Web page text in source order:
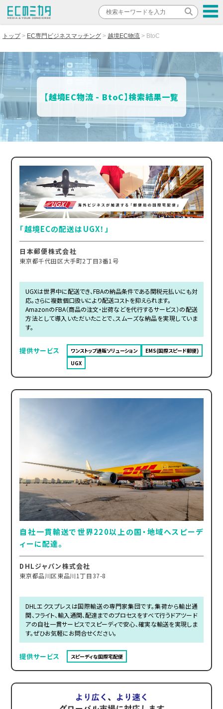
トップ EC専門ビジネスマッチング 越境EC物流 BtoC
【越境EC物流 - BtoC】検索結果一覧
「越境ECの配送はUGX！」
日本郵便株式会社
東京都千代田区大手町2丁目3番1号
UGXは世界中に配送でき、FBAの納品条件である関税元払いにも対
応。さらに複数個口扱いにより配送コストを抑えられます。
AmazonのFBA（商品の注文・出荷などを代行するサービス）の配送
方法として導入いただいたことで、スムーズな納品を実現していま
す。
提供サービス ワンストップ通販ソリューション
EMS(国際スピード郵便)
UGX
自社一貫輸送で世界220以上の国・地域へスピーデ
ィーに配達。
DHLジャパン株式会社
東京都品川区東品川1丁目37-8
DHLエクスプレスは国際輸送の専門家集団です。集荷から輸出通
関、フライト、輸入通関、配達までのプロセスをすべて行うドアツード
アの自社一貫サービスでスピーディで安心、確実な輸送を実現しま
す。ぜひお気軽にお問合せください。
提供サービス スピーディな国際宅配便